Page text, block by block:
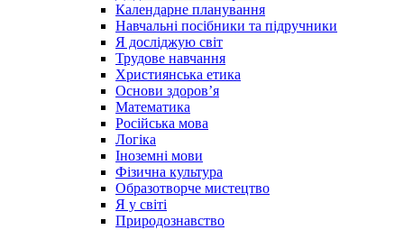
Календарне планування
Навчальні посібники та підручники
Я досліджую світ
Трудове навчання
Християнська етика
Основи здоров’я
Математика
Російська мова
Логіка
Іноземні мови
Фізична культура
Образотворче мистецтво
Я у світі
Природознавство